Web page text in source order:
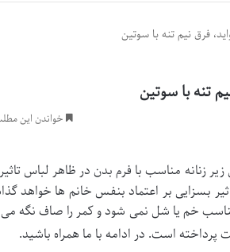
فرق نیم تنه با سوتین
تنه با سوتین
خواندن این مطلب 7 دقیقه زمان
زنانه مناسب با فرم بدن در ظاهر لباس
بسزایی بر اعتماد بنفس خانم ها خواهد
خم یا شل نمی شود و کمر را صاف نگه می
است. در ادامه با ما همراه باشید.